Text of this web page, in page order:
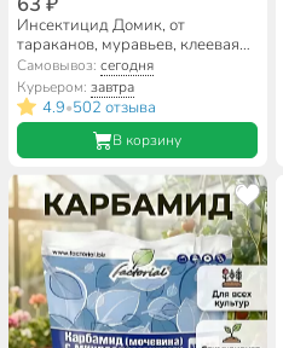
Инсектицид Домик, от
тараканов, муравьев, клеевая
ловушка, Argus
Самовывоз:сегодня
Курьером:завтра
4.9•502 отзыва
В корзину